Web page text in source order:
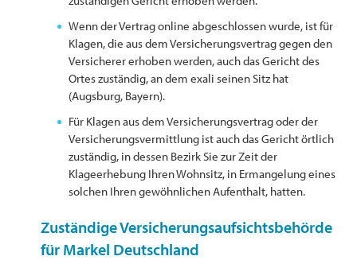
Wenn der Vertrag online abgeschlossen wurde, ist für
Klagen, die aus dem Versicherungsvertrag gegen den
Versicherer erhoben werden, auch das Gericht des
Ortes zuständig, an dem exali seinen Sitz hat
(Augsburg, Bayern).
Für Klagen aus dem Versicherungsvertrag oder der
Versicherungsvermittlung ist auch das Gericht örtlich
zuständig, in dessen Bezirk Sie zur Zeit der
Klageerhebung Ihren Wohnsitz, in Ermangelung eines
solchen Ihren gewöhnlichen Aufenthalt, hatten.
Zuständige Versicherungsaufsichtsbehörde
für Markel Deutschland